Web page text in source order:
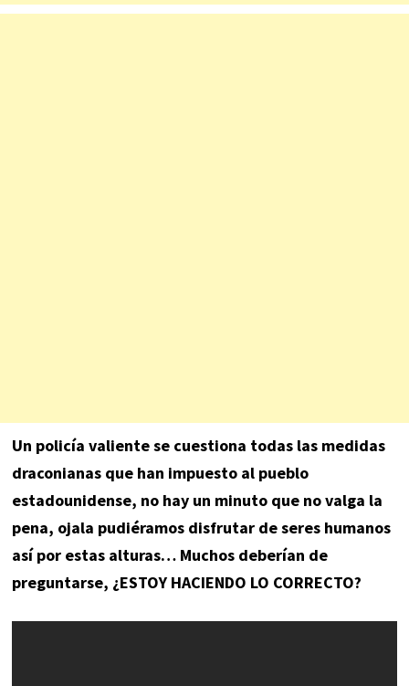
Un policía valiente se cuestiona todas las medidas
draconianas que han impuesto al pueblo
estadounidense, no hay un minuto que no valga la
pena, ojala pudiéramos disfrutar de seres humanos
así por estas alturas… Muchos deberían de
preguntarse, ¿ESTOY HACIENDO LO CORRECTO?